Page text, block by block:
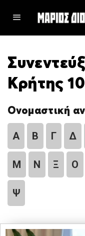
Κρήτης
Ονομαστική
Α Β Γ Δ
Μ Ν Ξ Ο
Ψ